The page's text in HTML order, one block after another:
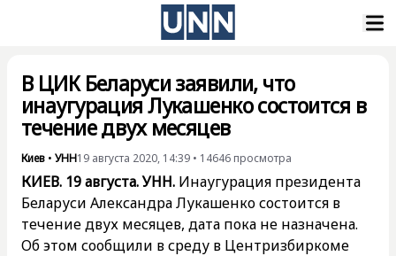
В ЦИК Беларуси заявили, что
инаугурация Лукашенко состоится в
течение двух месяцев
Киев • УНН19 августа 2020, 14:39 • 14646 просмотра
КИЕВ. 19 августа. УНН. Инаугурация президента
Беларуси Александра Лукашенко состоится в
течение двух месяцев, дата пока не назначена.
Об этом сообщили в среду в Центризбиркоме